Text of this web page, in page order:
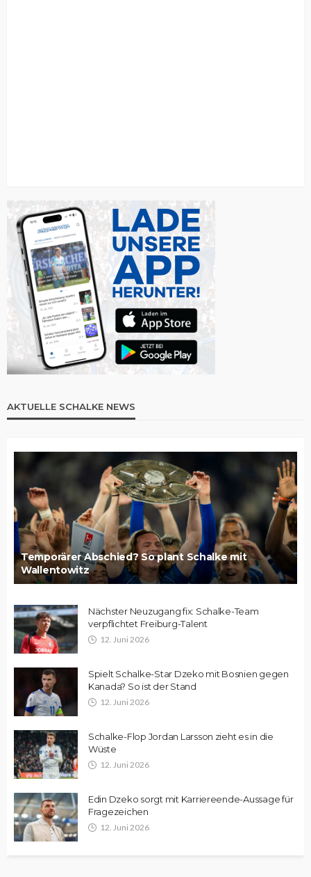
AKTUELLE SCHALKE NEWS
Temporärer Abschied? So plant Schalke mit
Wallentowitz
Nächster Neuzugang fix: Schalke-Team
verpflichtet Freiburg-Talent
12. Juni 2026
Spielt Schalke-Star Dzeko mit Bosnien gegen
Kanada? So ist der Stand
12. Juni 2026
Schalke-Flop Jordan Larsson zieht es in die
Wüste
12. Juni 2026
Edin Dzeko sorgt mit Karriereende-Aussage für
Fragezeichen
12. Juni 2026